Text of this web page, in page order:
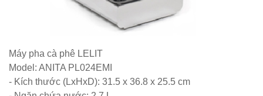
nhà hàng
GSK065
Máy pha cà phê LELIT
Model: ANITA PL024EMI
- Kích thước (LxHxD): 31.5 x 36.8 x 25.5 cm